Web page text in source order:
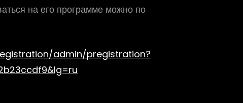
на его программе можно по
admin/pregistration?